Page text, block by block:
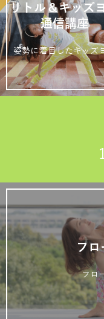
リトル＆キッズ
通信講座
姿勢に着目したキッズ
フ
フロ